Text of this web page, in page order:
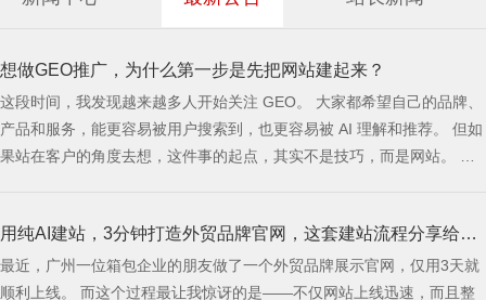
想做GEO推广，为什么第一步是先把网站建起来？
这段时间，我发现越来越多人开始关注 GEO。 大家都希望自己的品牌、
产品和服务，能更容易被用户搜索到，也更容易被 AI 理解和推荐。 但如
果站在客户的角度去想，这件事的起点，其实不是技巧，而是网站。 因
决我的问题，你看起来靠不靠谱，我下一步该怎么联系你。 而这些问
题，最终都需要一个网站来承接。
用纯AI建站，3分钟打造外贸品牌官网，这套建站流程分享给大
家
最近，广州一位箱包企业的朋友做了一个外贸品牌展示官网，仅用3天就
顺利上线。 而这个过程最让我惊讶的是——不仅网站上线迅速，而且整